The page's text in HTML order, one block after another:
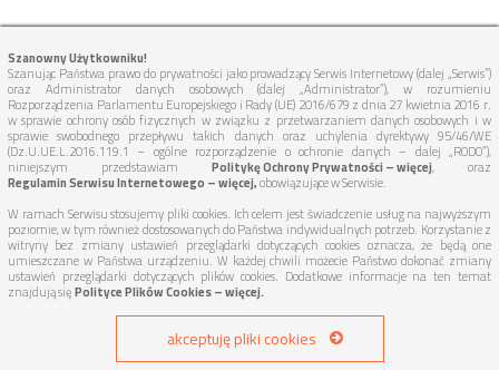
Szanowny Użytkowniku!
Szanując Państwa prawo do prywatności jako prowadzący Serwis Internetowy (dalej „Serwis”)
oraz Administrator danych osobowych (dalej „Administrator”), w rozumieniu
Rozporządzenia Parlamentu Europejskiego i Rady (UE) 2016/679 z dnia 27 kwietnia 2016 r.
w sprawie ochrony osób fizycznych w związku z przetwarzaniem danych osobowych i w
sprawie swobodnego przepływu takich danych oraz uchylenia dyrektywy 95/46/WE
(Dz.U.UE.L.2016.119.1 – ogólne rozporządzenie o ochronie danych – dalej „RODO”),
niniejszym przedstawiam Politykę Ochrony Prywatności – więcej, oraz
Regulamin Serwisu Internetowego – więcej,obowiązujące w Serwisie.
W ramach Serwisu stosujemy pliki cookies. Ich celem jest świadczenie usług na najwyższym
poziomie, w tym również dostosowanych do Państwa indywidualnych potrzeb. Korzystanie z
witryny bez zmiany ustawień przeglądarki dotyczących cookies oznacza, że będą one
umieszczane w Państwa urządzeniu. W każdej chwili możecie Państwo dokonać zmiany
ustawień przeglądarki dotyczących plików cookies. Dodatkowe informacje na ten temat
znajdują sięPolityce Plików Cookies – więcej.
akceptuję pliki cookies